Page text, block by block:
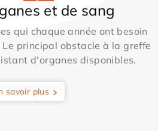
et de sang
qui chaque année ont besoin
principal obstacle à la greffe
d'organes disponibles.
savoir plus